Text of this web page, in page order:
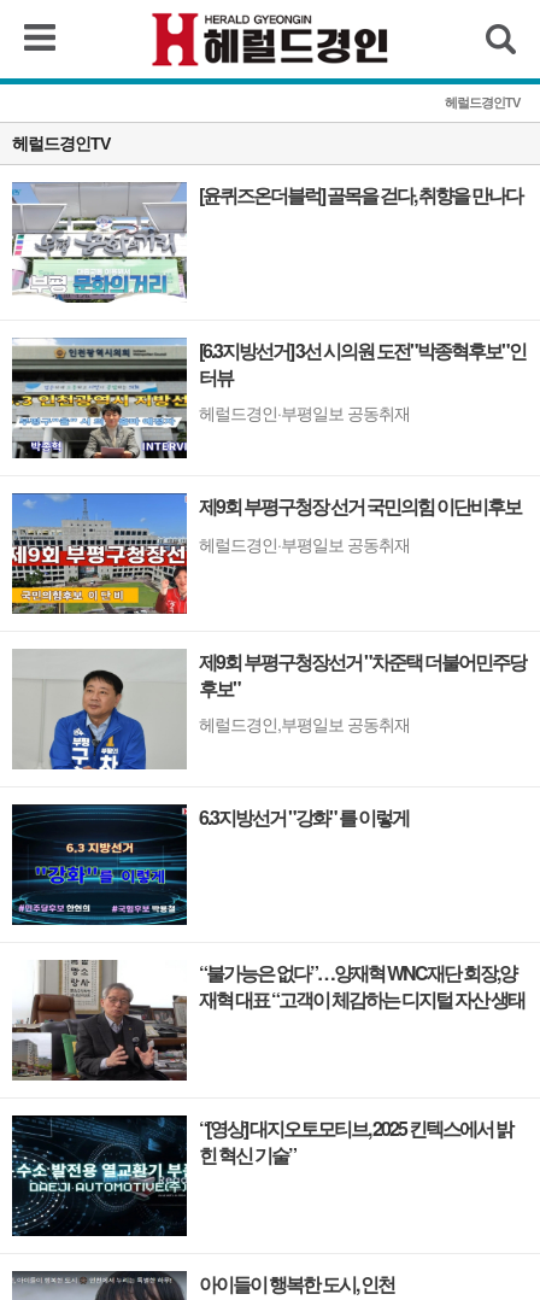
헤럴드경인TV
헤럴드경인TV
[윤퀴즈온더블럭] 골목을 걷다, 취향을 만나다
[6.3지방선거] 3선 시의원 도전"박종혁후보"인
터뷰
헤럴드경인·부평일보 공동취재
제9회 부평구청장 선거 국민의힘 이단비후보
헤럴드경인·부평일보 공동취재
제9회 부평구청장선거 "차준택 더불어민주당
후보"
헤럴드경인,부평일보 공동취재
6.3지방선거 "강화" 를 이렇게
“불가능은 없다”…양재혁 WNC재단 회장,양
재혁 대표 “고객이 체감하는 디지털 자산 생태
“[영상] 대지오토모티브, 2025 킨텍스에서 밝
힌 혁신 기술”
아이들이 행복한 도시, 인천
검색